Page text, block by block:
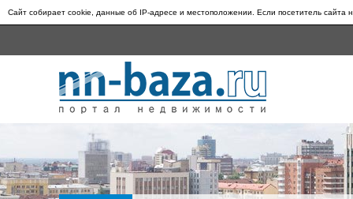
Сайт собирает cookie, данные об IP-адресе и местоположении. Если посетитель сайта